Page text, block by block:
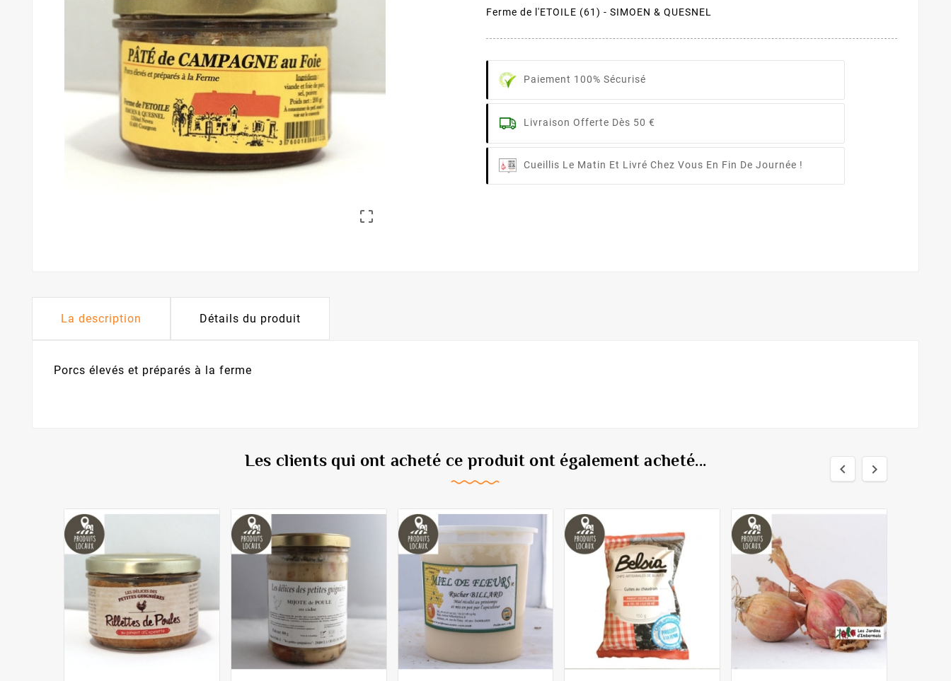

Ferme de l'ETOILE (61) - SIMOEN & QUESNEL
Paiement 100% Sécurisé
Livraison Offerte Dès 50 €
Cueillis Le Matin Et Livré Chez Vous En Fin De Journée !
La description Détails du produit
Porcs élevés et préparés à la ferme
Les clients qui ont acheté ce produit ont également acheté...  